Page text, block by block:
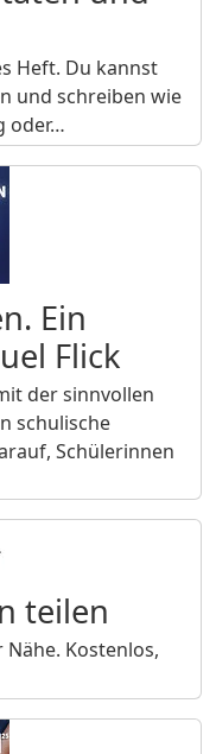
Heft. Du kannst
und schreiben wie
oder…
Ein
Flick
der sinnvollen
schulische
Schülerinnen
teilen
Kostenlos,